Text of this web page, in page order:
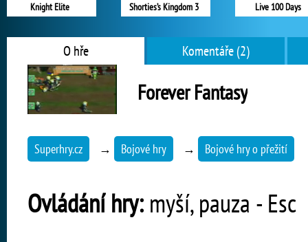
Knight Elite Shorties’s Kingdom 3 Live 100 Days
O hře Komentáře (2)
Forever Fantasy
Superhry.cz → Bojové hry → Bojové hry o přežití
Ovládání hry: myší, pauza - Esc